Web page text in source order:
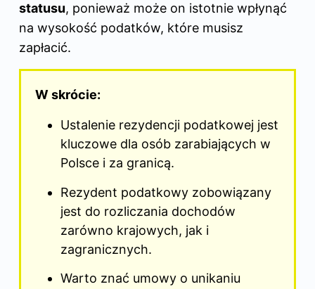
statusu, ponieważ może on istotnie wpłynąć
na wysokość podatków, które musisz
zapłacić.
W skrócie:
Ustalenie rezydencji podatkowej jest
kluczowe dla osób zarabiających w
Polsce i za granicą.
Rezydent podatkowy zobowiązany
jest do rozliczania dochodów
zarówno krajowych, jak i
zagranicznych.
Warto znać umowy o unikaniu